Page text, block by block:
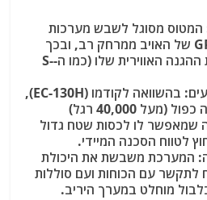
המטוס מסוגל לשבש מערכות
מכ"ם, תקשורת ו-GPS של האויב ממרחק רב, ובכך
"לעוור" את מערכות ההגנה האווירית שלו (כמו ה-S-
שיפור דרמטי בביצועים: בהשוואה לקודמו (EC-130H),
ה-EA-37B טס בגובה כפול (מעל 40,000 רגל)
שמאפשר לו לכסות שטח גדול
לטווח הסכנה המיידי.
המערכת משבשת את היכולת
עם הכוחות ועם סוללות
מוחלט במערך היריב.